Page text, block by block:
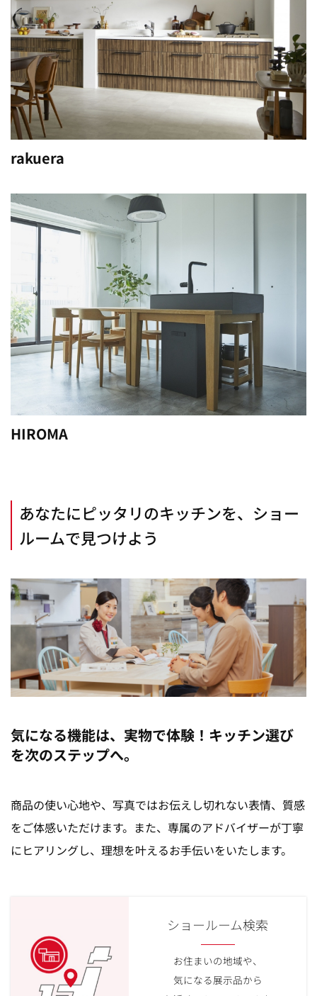
rakuera
HIROMA
あなたにピッタリのキッチンを、ショー
ルームで見つけよう
気になる機能は、実物で体験！キッチン選び
を次のステップへ。
商品の使い心地や、写真ではお伝えし切れない表情、質感
をご体感いただけます。また、専属のアドバイザーが丁寧
にヒアリングし、理想を叶えるお手伝いをいたします。
ショールーム検索
お住まいの地域や、
気になる展示品から